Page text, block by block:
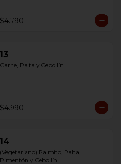
$4.790
13
Carne, Palta y Cebollín
$4.990
14
(Vegetariano) Palmito, Palta,
Pimentón y Cebollín